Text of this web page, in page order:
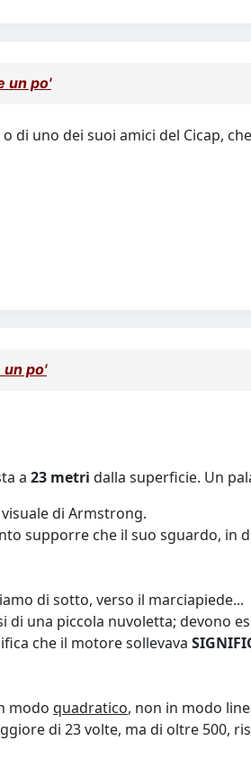
un po'
di uno dei suoi amici del Cicap,
un po'
a 23 metri dalla superficie. Un
di Armstrong.
supporre che il suo sguardo, in
di sotto, verso il marciapiede...
una piccola nuvoletta; devono
che il motore sollevava
modo quadratico, non in modo
di 23 volte, ma di oltre 500,